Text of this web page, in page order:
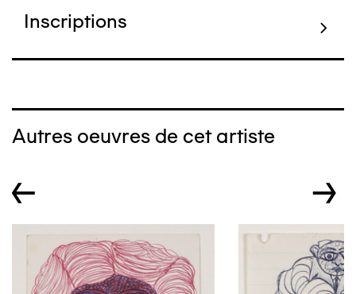
Inscriptions
Autres oeuvres de cet artiste
← →